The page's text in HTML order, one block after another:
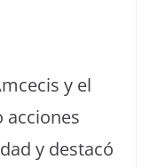
y el
acciones
y destacó